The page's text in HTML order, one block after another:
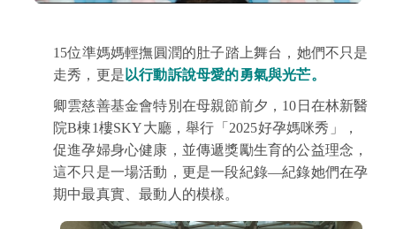
15位準媽媽輕撫圓潤的肚子踏上舞台，她們不只是
走秀，更是 以行動訴說母愛的勇氣與光芒。
卿雲慈善基金會特別在母親節前夕，10日在林新醫
院B棟1樓SKY大廳，舉行「2025好孕媽咪秀」，
促進孕婦身心健康，並傳遞獎勵生育的公益理念，
這不只是一場活動，更是一段紀錄—紀錄她們在孕
期中最真實、最動人的模樣。